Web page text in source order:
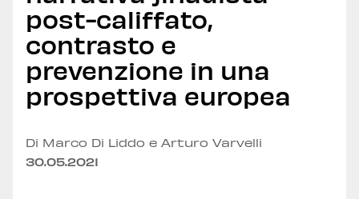
post-califfato,
contrasto e
prevenzione in una
prospettiva europea
Di Marco Di Liddo e Arturo Varvelli
30.05.2021